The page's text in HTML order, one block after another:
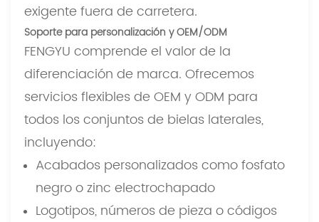
exigente fuera de carretera.
Soporte para personalización y OEM/ODM
FENGYU comprende el valor de la
diferenciación de marca. Ofrecemos
servicios flexibles de OEM y ODM para
todos los conjuntos de bielas laterales,
incluyendo:
Acabados personalizados como fosfato
negro o zinc electrochapado
Logotipos, números de pieza o códigos